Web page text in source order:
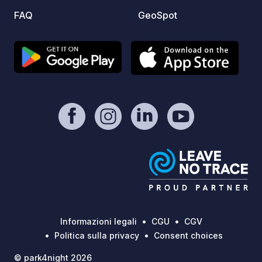
FAQ
GeoSpot
Informazioni legali CGU
CGV
Politica sulla privacy
Consent choices
© park4night 2026